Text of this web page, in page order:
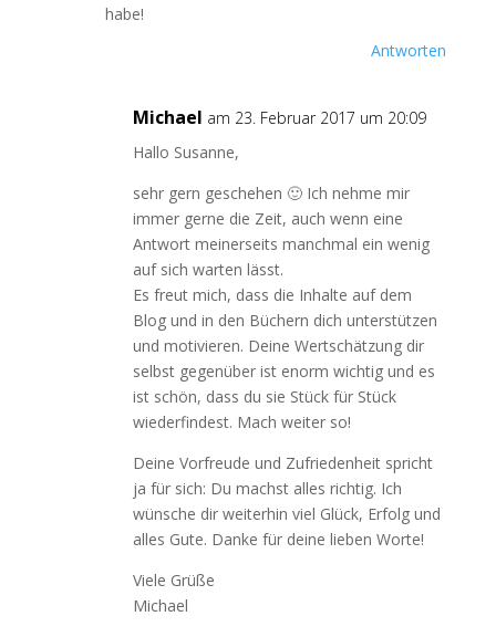
habe!
Antworten
Michael am 23. Februar 2017 um 20:09
Hallo Susanne,
sehr gern geschehen 🙂 Ich nehme mir
immer gerne die Zeit, auch wenn eine
Antwort meinerseits manchmal ein wenig
auf sich warten lässt.
Es freut mich, dass die Inhalte auf dem
Blog und in den Büchern dich unterstützen
und motivieren. Deine Wertschätzung dir
selbst gegenüber ist enorm wichtig und es
ist schön, dass du sie Stück für Stück
wiederfindest. Mach weiter so!
Deine Vorfreude und Zufriedenheit spricht
ja für sich: Du machst alles richtig. Ich
wünsche dir weiterhin viel Glück, Erfolg und
alles Gute. Danke für deine lieben Worte!
Viele Grüße
Michael